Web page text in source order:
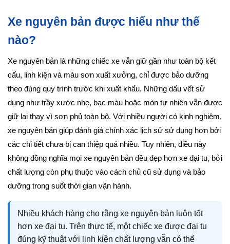
Xe nguyên bản được hiểu như thế
nào?
Xe nguyên bản là những chiếc xe vẫn giữ gần như toàn bộ kết
cấu, linh kiện và màu sơn xuất xưởng, chỉ được bảo dưỡng
theo đúng quy trình trước khi xuất khẩu. Những dấu vết sử
dụng như trầy xước nhẹ, bạc màu hoặc mòn tự nhiên vẫn được
giữ lại thay vì sơn phủ toàn bộ. Với nhiều người có kinh nghiệm,
xe nguyên bản giúp đánh giá chính xác lịch sử sử dụng hơn bởi
các chi tiết chưa bị can thiệp quá nhiều. Tuy nhiên, điều này
không đồng nghĩa mọi xe nguyên bản đều đẹp hơn xe đại tu, bởi
chất lượng còn phụ thuộc vào cách chủ cũ sử dụng và bảo
dưỡng trong suốt thời gian vận hành.
Nhiều khách hàng cho rằng xe nguyên bản luôn tốt
hơn xe đại tu. Trên thực tế, một chiếc xe được đại tu
đúng kỹ thuật với linh kiện chất lượng vẫn có thể